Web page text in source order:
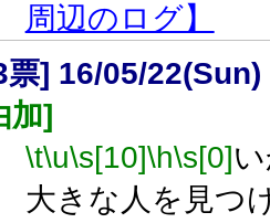
周辺のログ】
票] 16/05/
加]
\t\u\s[10]\h\s[0]
大きな人を見つ